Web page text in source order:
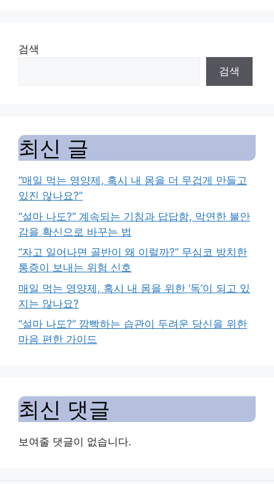
검색
검색
최신 글
“매일 먹는 영양제, 혹시 내 몸을 더 무겁게 만들고
있진 않나요?”
“설마 나도?” 계속되는 기침과 답답함, 막연한 불안
감을 확신으로 바꾸는 법
“자고 일어나면 골반이 왜 이럴까?” 무심코 방치한
통증이 보내는 위험 신호
매일 먹는 영양제, 혹시 내 몸을 위한 ‘독’이 되고 있
지는 않나요?
“설마 나도?” 깜빡하는 습관이 두려운 당신을 위한
마음 편한 가이드
최신 댓글
보여줄 댓글이 없습니다.